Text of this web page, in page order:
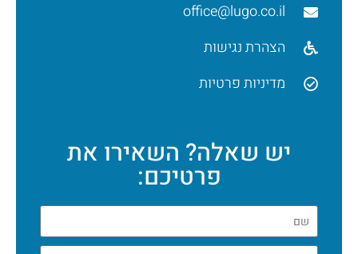
office@lugo.co.il
הצהרת נגישות
מדיניות פרטיות
יש שאלה? השאירו את
פרטיכם: